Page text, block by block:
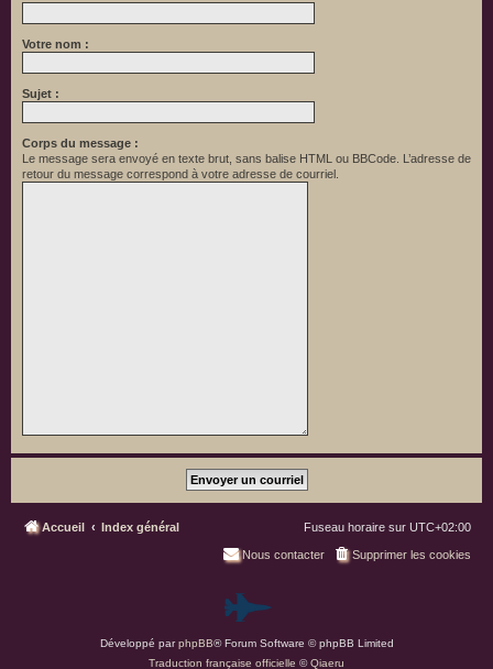
Votre nom :
Sujet :
Corps du message :
Le message sera envoyé en texte brut, sans balise HTML ou BBCode. L’adresse de
retour du message correspond à votre adresse de courriel.
Accueil Index général Fuseau horaire sur UTC+02:00
Supprimer les cookies
Nous contacter
P
a
Développé parphpBB® Forum Software © phpBB Limited
Traduction française officielle ©Qiaeru